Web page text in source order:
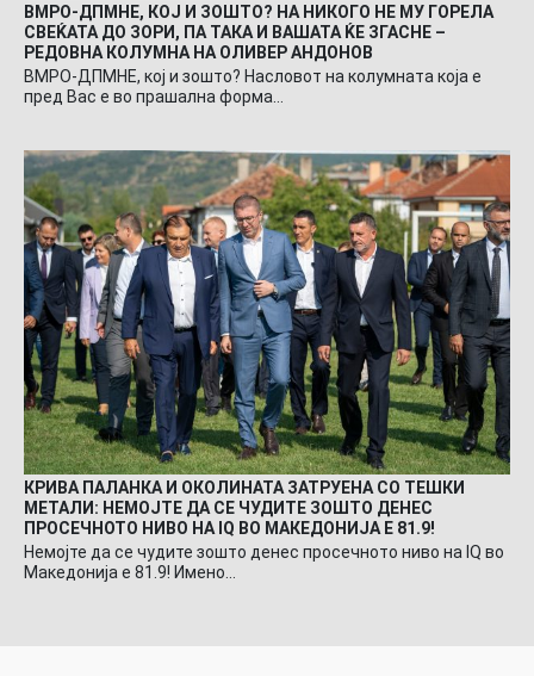
ВМРО-ДПМНЕ, КОЈ И ЗОШТО? НА НИКОГО НЕ МУ ГОРЕЛА
СВЕЌАТА ДО ЗОРИ, ПА ТАКА И ВАШАТА ЌЕ ЗГАСНЕ –
РЕДОВНА КОЛУМНА НА ОЛИВЕР АНДОНОВ
ВМРО-ДПМНЕ, кој и зошто? Насловот на колумната која е
пред Вас е во прашална форма…
КРИВА ПАЛАНКА И ОКОЛИНАТА ЗАТРУЕНА СО ТЕШКИ
МЕТАЛИ: НЕМОЈТЕ ДА СЕ ЧУДИТЕ ЗОШТО ДЕНЕС
ПРОСЕЧНОТО НИВО НА IQ ВО МАКЕДОНИЈА Е 81.9!
Немојте да се чудите зошто денес просечното ниво на IQ во
Македонија е 81.9! Имено…